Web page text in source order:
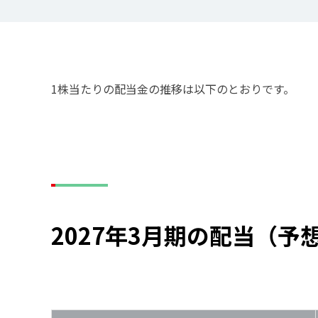
1株当たりの配当金の推移は以下のとおりです。
2027年3月期の配当（予